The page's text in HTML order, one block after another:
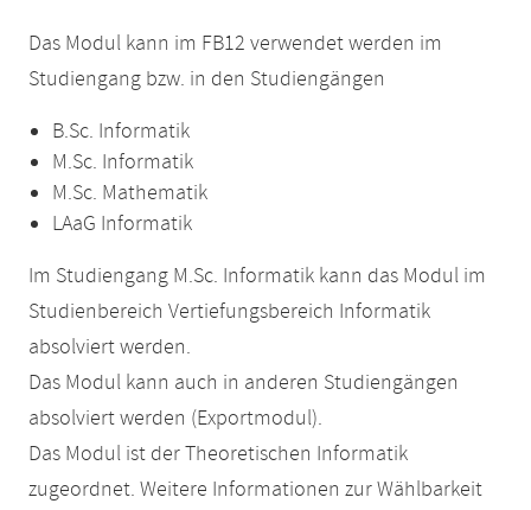
Das Modul kann im FB12 verwendet werden im
Studiengang bzw. in den Studiengängen
B.Sc. Informatik
M.Sc. Informatik
M.Sc. Mathematik
LAaG Informatik
Im Studiengang M.Sc. Informatik kann das Modul im
Studienbereich Vertiefungsbereich Informatik
absolviert werden.
Das Modul kann auch in anderen Studiengängen
absolviert werden (Exportmodul).
Das Modul ist der Theoretischen Informatik
zugeordnet. Weitere Informationen zur Wählbarkeit